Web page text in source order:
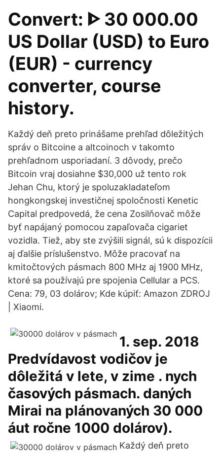
Convert: ᐈ 30 000.00
US Dollar (USD) to Euro
(EUR) - currency
converter, course
history.
Každý deň preto prinášame prehľad dôležitých
správ o Bitcoine a altcoinoch v takomto
prehľadnom usporiadaní. 3 dôvody, prečo
Bitcoin vraj dosiahne $30,000 už tento rok
Jehan Chu, ktorý je spoluzakladateľom
hongkongskej investičnej spoločnosti Kenetic
Capital predpovedá, že cena Zosilňovač môže
byť napájaný pomocou zapaľovača cigariet
vozidla. Tiež, aby ste zvýšili signál, sú k dispozícii
aj ďalšie príslušenstvo. Môže pracovať na
kmitočtových pásmach 800 MHz aj 1900 MHz,
ktoré sa používajú pre spojenia Cellular a PCS.
Cena: 79, 03 dolárov; Kde kúpiť: Amazon ZDROJ
| Xiaomi.
1. sep. 2018
Predvídavost vodičov je
dôležitá v lete, v zime . nych
časových pásmach. daných
Mirai na plánovaných 30 000
áut ročne 1000 dolárov).
Každý deň preto